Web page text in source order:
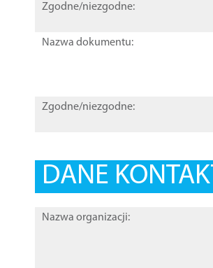
Zgodne/niezgodne:
Nazwa dokumentu:
Zgodne/niezgodne:
DANE
Nazwa organizacji: